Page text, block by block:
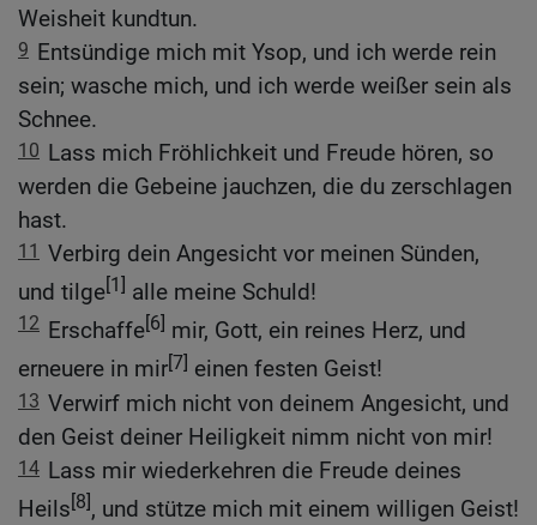
Weisheit kundtun.
9 Entsündige mich mit Ysop, und ich werde rein
sein; wasche mich, und ich werde weißer sein als
Schnee.
10 Lass mich Fröhlichkeit und Freude hören, so
werden die Gebeine jauchzen, die du zerschlagen
hast.
11 Verbirg dein Angesicht vor meinen Sünden,
und tilge[1] alle meine Schuld!
12 Erschaffe[6] mir, Gott, ein reines Herz, und
erneuere in mir[7] einen festen Geist!
13 Verwirf mich nicht von deinem Angesicht, und
den Geist deiner Heiligkeit nimm nicht von mir!
14 Lass mir wiederkehren die Freude deines
Heils[8], und stütze mich mit einem willigen Geist!